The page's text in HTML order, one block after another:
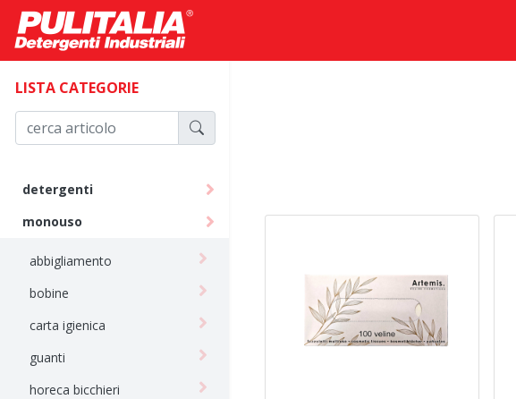
LISTA CATEGORIE
detergenti
monouso
abbigliamento
bobine
carta igienica
guanti
horeca bicchieri